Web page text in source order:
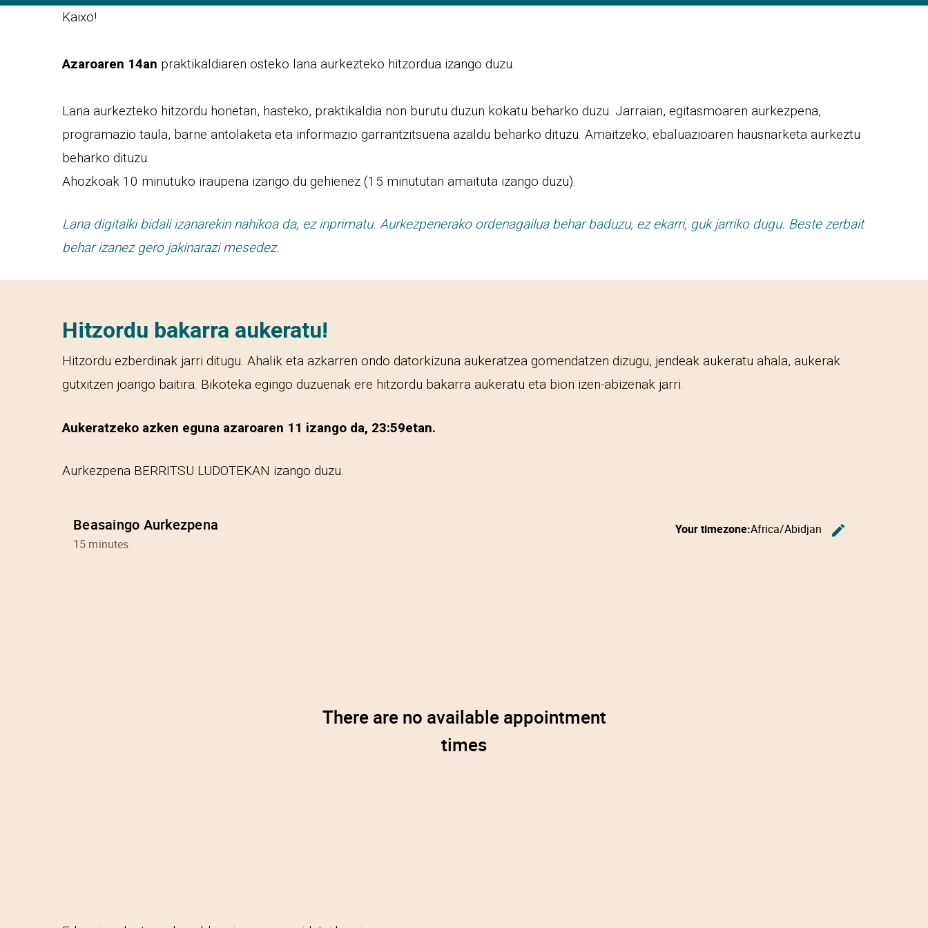
Kaixo!
Azaroaren 14an praktikaldiaren osteko lana aurkezteko hitzordua izango duzu.
Lana aurkezteko hitzordu honetan, hasteko, praktikaldia non burutu duzun kokatu beharko duzu. Jarraian, egitasmoaren aurkezpena,
programazio taula, barne antolaketa eta informazio garrantzitsuena azaldu beharko dituzu. Amaitzeko, ebaluazioaren hausnarketa aurkeztu
beharko dituzu.
Ahozkoak 10 minutuko iraupena izango du gehienez (15 minututan amaituta izango duzu).
Lana digitalki bidali izanarekin nahikoa da, ez inprimatu. Aurkezpenerako ordenagailua behar baduzu, ez ekarri, guk jarriko dugu. Beste zerbait
behar izanez gero jakinarazi mesedez.
Hitzordu bakarra aukeratu!
Hitzordu ezberdinak jarri ditugu. Ahalik eta azkarren ondo datorkizuna aukeratzea gomendatzen dizugu, jendeak aukeratu ahala, aukerak
gutxitzen joango baitira. Bikoteka egingo duzuenak ere hitzordu bakarra aukeratu eta bion izen-abizenak jarri.
Aukeratzeko azken eguna azaroaren 11 izango da, 23:59etan.
Aurkezpena BERRITSU LUDOTEKAN izango duzu.